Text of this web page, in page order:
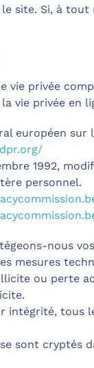
site. Si, à tout
vie privée
vie privée en
européen sur
1992,
personnel.
nous
mesures
ou perte
intégrité, tous
sont cryptés